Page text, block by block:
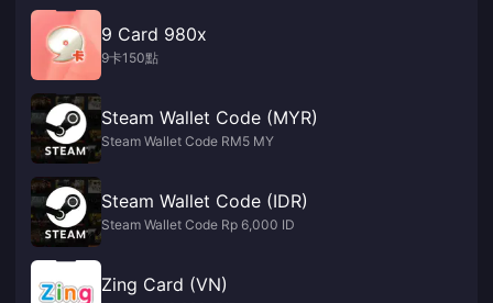
9 Card 980x
9卡150點
Steam Wallet Code (MYR)
Steam Wallet Code RM5 MY
Steam Wallet Code (IDR)
Steam Wallet Code Rp 6,000 ID
Zing Card (VN)